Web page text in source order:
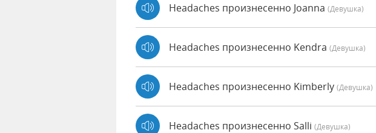
Headaches произнесенно Joanna (девушка)
Headaches произнесенно Kendra (девушка)
Headaches произнесенно Kimberly (девушка)
Headaches произнесенно Salli (девушка)